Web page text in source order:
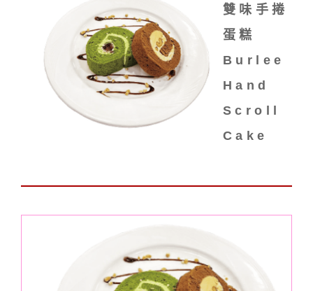
雙味手捲
蛋糕
Burlee
Hand
Scroll
Cake